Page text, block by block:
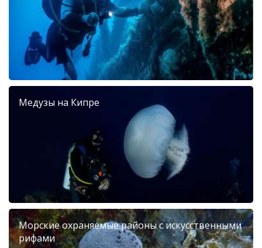
Медузы на Кипре
Морские охраняемые районы с искусственными
рифами